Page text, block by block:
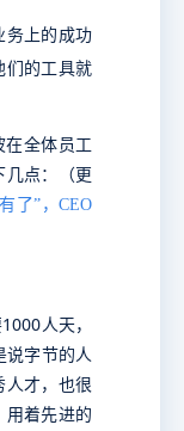
务上的成功
们的工具就
全体员工
点：
（更
了”，CEO
人天，
说字节的人
才，也很
着先进的